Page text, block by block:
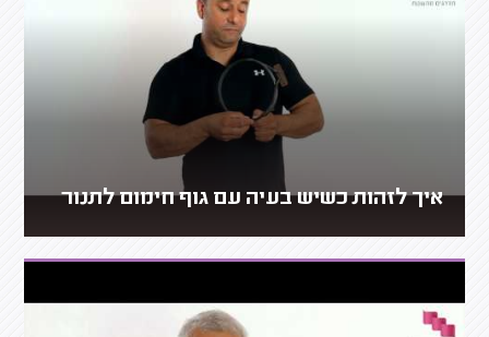
איך לזהות כשיש בעיה עם גוף חימום לתנור